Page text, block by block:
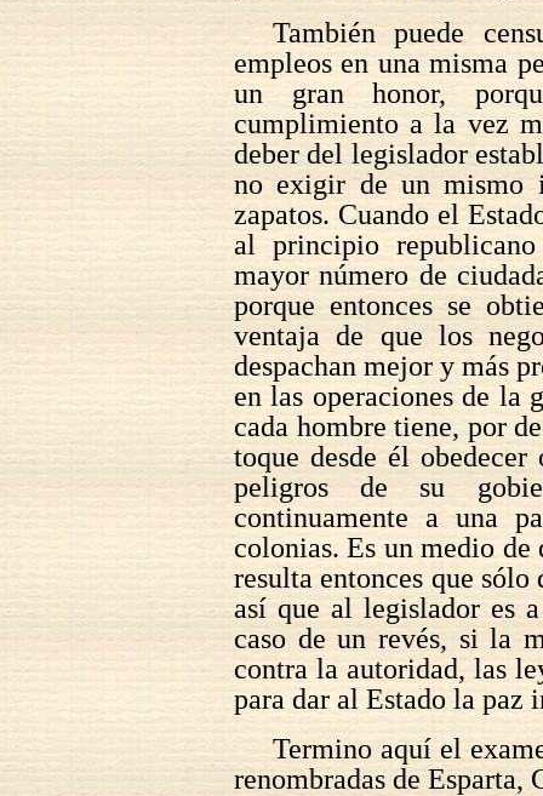
También puede
empleos en una misma
un gran honor,
cumplimiento a la vez
deber del legislador
no exigir de un mismo
zapatos. Cuando el
al principio
mayor número de
porque entonces se
ventaja de que los
despachan mejor y más
en las operaciones de la
cada hombre tiene, por
toque desde él
peligros de su
continuamente a una
colonias. Es un medio
resulta entonces que
así que al legislador es
caso de un revés, si la
contra la autoridad, las
para dar al Estado la paz
Termino aquí el
renombradas de Esparta,